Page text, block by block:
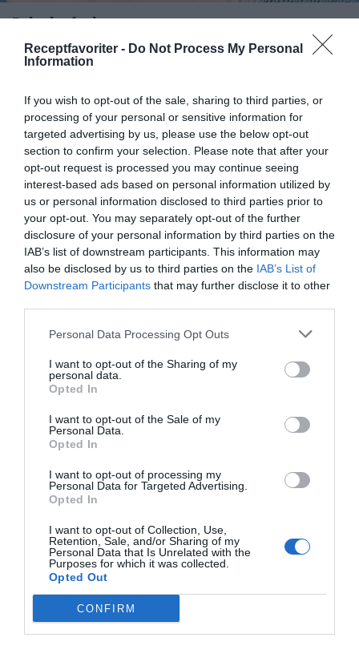
Receptfavoriter - Do Not Process My Personal
Information
If you wish to opt-out of the sale, sharing to third parties, or
processing of your personal or sensitive information for
targeted advertising by us, please use the below opt-out
section to confirm your selection. Please note that after your
opt-out request is processed you may continue seeing
interest-based ads based on personal information utilized by
us or personal information disclosed to third parties prior to
your opt-out. You may separately opt-out of the further
disclosure of your personal information by third parties on the
IAB’s list of downstream participants. This information may
also be disclosed by us to third parties on the IAB’s List of
Downstream Participants that may further disclose it to other
Personal Data Processing Opt Outs
I want to opt-out of the Sharing of my
personal data.
Opted In
I want to opt-out of the Sale of my
Personal Data.
Opted In
I want to opt-out of processing my
Personal Data for Targeted Advertising.
Opted In
I want to opt-out of Collection, Use,
Retention, Sale, and/or Sharing of my
Personal Data that Is Unrelated with the
Purposes for which it was collected.
Opted Out
CONFIRM
Rabarberfool
Rabarberfool med smält rabarber varvad med vispad
grädde och kaksmulor toppad med jordgubbar. En...
Kokt rabarber smaksatt med rörsocker och
kardemumma varvad med färskostgrädde och
RECEPT
RECEPT